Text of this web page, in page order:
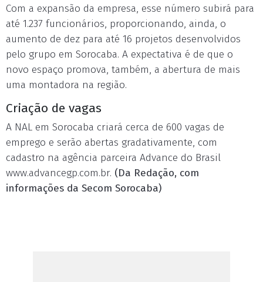
Com a expansão da empresa, esse número subirá para
até 1.237 funcionários, proporcionando, ainda, o
aumento de dez para até 16 projetos desenvolvidos
pelo grupo em Sorocaba. A expectativa é de que o
novo espaço promova, também, a abertura de mais
uma montadora na região.
Criação de vagas
A NAL em Sorocaba criará cerca de 600 vagas de
emprego e serão abertas gradativamente, com
cadastro na agência parceira Advance do Brasil
www.advancegp.com.br. (Da Redação, com
informações da Secom Sorocaba)